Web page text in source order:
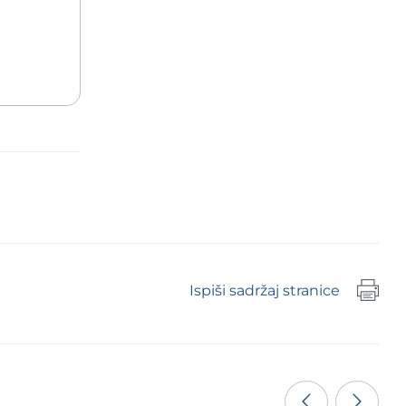
Ispiši sadržaj stranice